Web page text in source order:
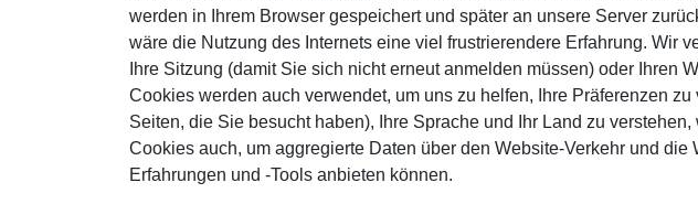
werden in Ihrem Browser gespeichert und später an unsere Server
wäre die Nutzung des Internets eine viel frustrierendere Erfahrung. Wir
Ihre Sitzung (damit Sie sich nicht erneut anmelden müssen) oder Ihren
Cookies werden auch verwendet, um uns zu helfen, Ihre Präferenzen
Seiten, die Sie besucht haben), Ihre Sprache und Ihr Land zu
Cookies auch, um aggregierte Daten über den Website-Verkehr und
Erfahrungen und -Tools anbieten können.